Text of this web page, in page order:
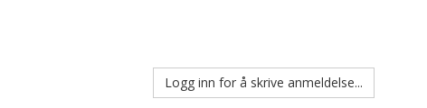
Logg inn for å skrive anmeldelse...